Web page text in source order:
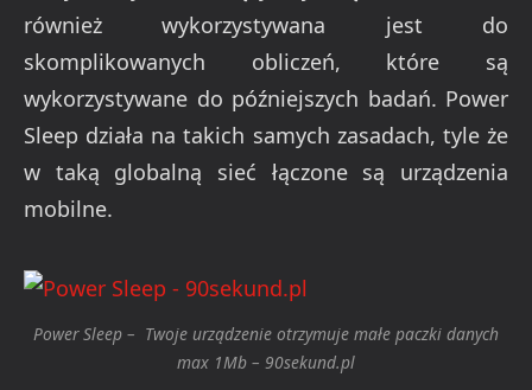
również wykorzystywana jest do
skomplikowanych obliczeń, które są
wykorzystywane do późniejszych badań. Power
Sleep działa na takich samych zasadach, tyle że
w taką globalną sieć łączone są urządzenia
mobilne.
Power Sleep – Twoje urządzenie otrzymuje małe paczki danych
max 1Mb – 90sekund.pl